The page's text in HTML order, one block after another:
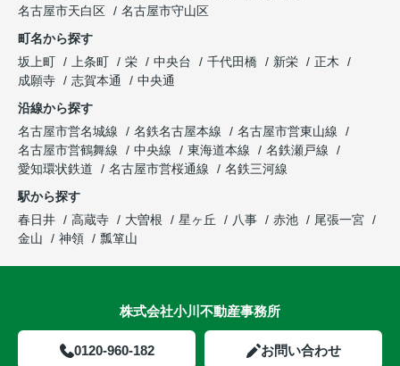
名古屋市天白区
名古屋市守山区
町名から探す
坂上町
上条町 栄 中央台 千代田橋 新栄
正木
成願寺
志賀本通
中央通
沿線から探す
名古屋市営名城線
名鉄名古屋本線
名古屋市営東山線
名古屋市営鶴舞線
中央線 東海道本線
名鉄瀬戸線
愛知環状鉄道
名古屋市営桜通線
名鉄三河線
駅から探す
春日井
高蔵寺 大曽根 星ヶ丘 八事 赤池
尾張一宮
金山
神領 瓢箪山
株式会社小川不動産事務所
0120-960-182 お問い合わせ